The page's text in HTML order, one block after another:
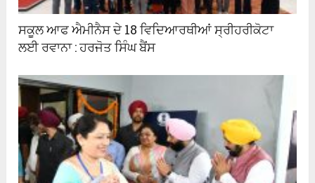
ਸਕੂਲ ਆਫ ਐਮੀਨੈਸ ਦੇ 18 ਵਿਦਿਆਰਥੀਆਂ ਸ੍ਰੀਹਰੀਕੋਟਾ
ਲਈ ਰਵਾਨਾ : ਹਰਜੋਤ ਸਿੰਘ ਬੈਂਸ